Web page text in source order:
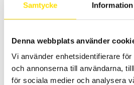
Samtycke Information
Denna webbplats använder
Vi använder enhetsidentifierare
och annonserna till användarna,
för sociala medier och analysera
Säkerhetstillbehör för
Praktiska